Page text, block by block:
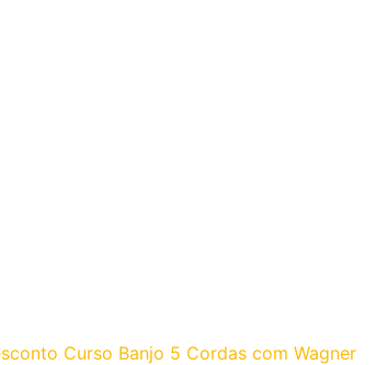
Curso Banjo 5 Cordas com Wagner